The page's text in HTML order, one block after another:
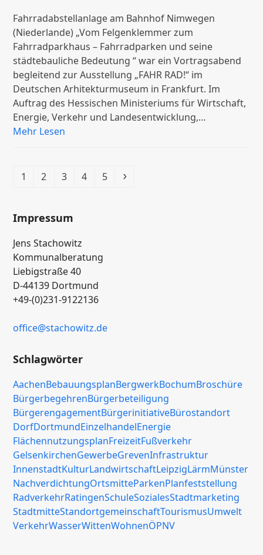
Fahrradabstellanlage am Bahnhof Nimwegen
(Niederlande) „Vom Felgenklemmer zum
Fahrradparkhaus – Fahrradparken und seine
städtebauliche Bedeutung “ war ein Vortragsabend
begleitend zur Ausstellung „FAHR RAD!“ im
Deutschen Arhitekturmuseum in Frankfurt. Im
Auftrag des Hessischen Ministeriums für Wirtschaft,
Energie, Verkehr und Landesentwicklung,…
Mehr Lesen
Seite
1 Seite
2 Seite
3 Seite
4 Seite
5
Impressum
Jens Stachowitz
Kommunalberatung
Liebigstraße 40
D-44139 Dortmund
+49-(0)231-9122136
office@stachowitz.de
Schlagwörter
AachenBebauungsplanBergwerkBochumBroschüre
BürgerbegehrenBürgerbeteiligung
BürgerengagementBürgerinitiativeBürostandort
DorfDortmundEinzelhandelEnergie
FlächennutzungsplanFreizeitFußverkehr
GelsenkirchenGewerbeGrevenInfrastruktur
InnenstadtKulturLandwirtschaftLeipzigLärmMünster
NachverdichtungOrtsmitteParkenPlanfeststellung
RadverkehrRatingenSchuleSozialesStadtmarketing
StadtmitteStandortgemeinschaftTourismusUmwelt
VerkehrWasserWittenWohnenÖPNV